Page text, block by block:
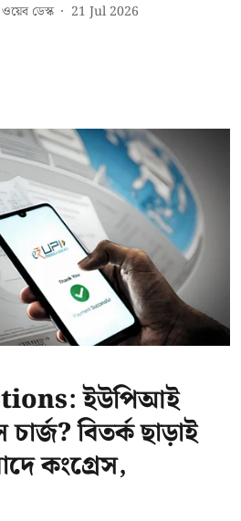
ওয়েব ডেস্ক 21 Jul 2026
ইউপিআই
বিতর্ক ছাড়াই
কংগ্রেস,